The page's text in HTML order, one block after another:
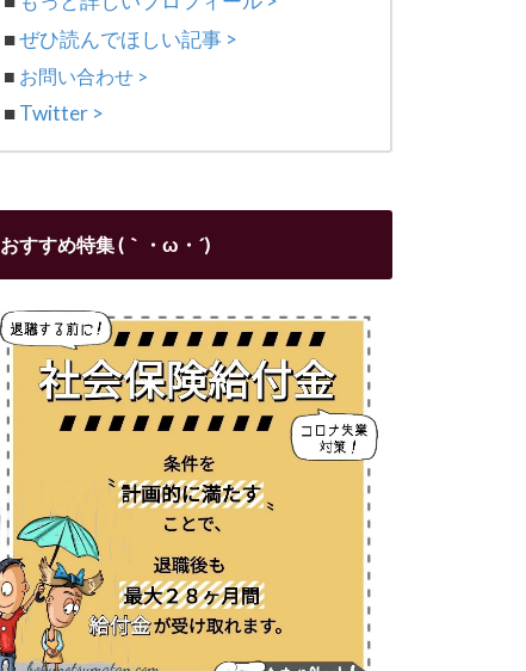
■ぜひ読んでほしい記事 >
■ お問い合わせ >
■Twitter >
おすすめ特集 (｀・ω・´)ゞ